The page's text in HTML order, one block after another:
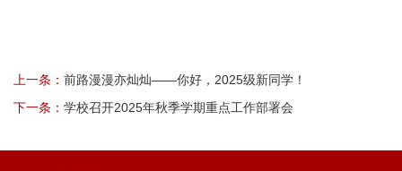
上一条： 前路漫漫亦灿灿——你好，2025级新同学！
下一条： 学校召开2025年秋季学期重点工作部署会